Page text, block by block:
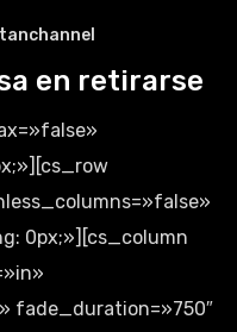
en retirarse
0px;»][cs_column
fade_duration=»750″